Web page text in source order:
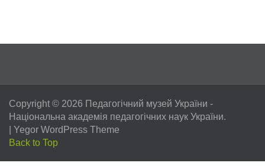
Copyright © 2026 Педагогічний музей України -
Національна академія педагогічних наук України.
Yegor WordPress Theme
Back to Top